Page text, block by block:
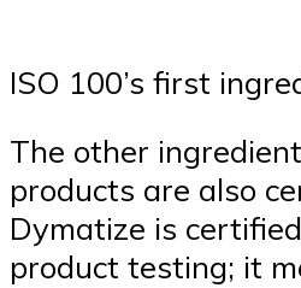
ISO 100’s first
The other
products are also
Dymatize is
product testing; it